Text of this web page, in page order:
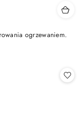
ogrzewaniem.